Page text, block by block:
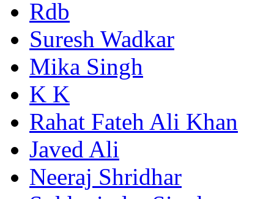
Rdb
Suresh Wadkar
Mika Singh
K K
Rahat Fateh Ali Khan
Javed Ali
Neeraj Shridhar